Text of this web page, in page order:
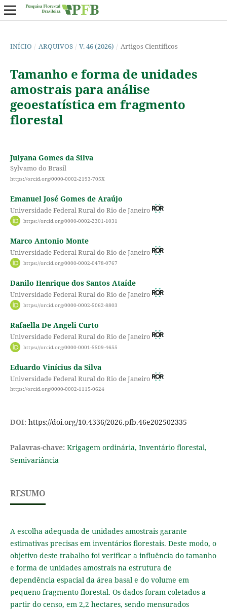
INÍCIO / ARQUIVOS / V. 46 (2026) / Artigos Científicos
Tamanho e forma de unidades
amostrais para análise
geoestatística em fragmento
florestal
Julyana Gomes da Silva
Sylvamo do Brasil
https://orcid.org/0000-0002-2193-705X
Emanuel José Gomes de Araújo
Universidade Federal Rural do Rio de Janeiro
https://orcid.org/0000-0002-2301-1031
Marco Antonio Monte
Universidade Federal Rural do Rio de Janeiro
https://orcid.org/0000-0002-0478-0767
Danilo Henrique dos Santos Ataíde
Universidade Federal Rural do Rio de Janeiro
https://orcid.org/0000-0002-5062-8803
Rafaella De Angeli Curto
Universidade Federal Rural do Rio de Janeiro
https://orcid.org/0000-0001-5509-4655
Eduardo Vinícius da Silva
Universidade Federal Rural do Rio de Janeiro
https://orcid.org/0000-0002-1115-0624
DOI: https://doi.org/10.4336/2026.pfb.46e202502335
Palavras-chave: Krigagem ordinária, Inventário florestal,
Semivariância
RESUMO
A escolha adequada de unidades amostrais garante
estimativas precisas em inventários florestais. Deste modo, o
objetivo deste trabalho foi verificar a influência do tamanho
e forma de unidades amostrais na estrutura de
dependência espacial da área basal e do volume em
pequeno fragmento florestal. Os dados foram coletados a
partir do censo, em 2,2 hectares, sendo mensurados